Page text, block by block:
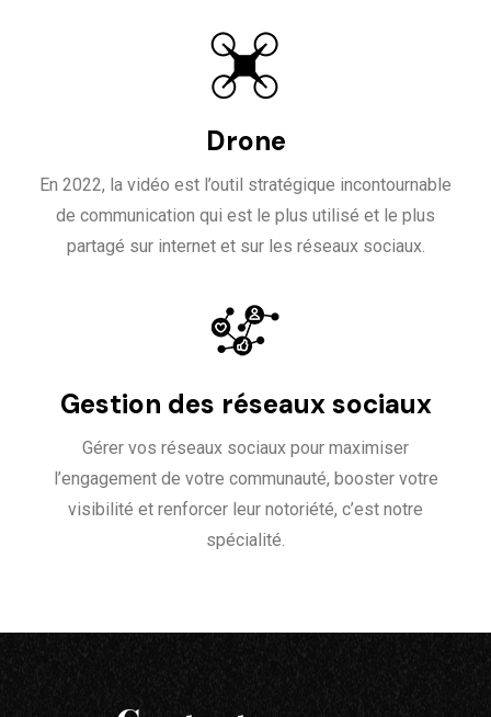
Drone
En 2022, la vidéo est l’outil stratégique incontournable
de communication qui est le plus utilisé et le plus
partagé sur internet et sur les réseaux sociaux.
Gestion des réseaux sociaux
Gérer vos réseaux sociaux pour maximiser
l’engagement de votre communauté, booster votre
visibilité et renforcer leur notoriété, c’est notre
spécialité.